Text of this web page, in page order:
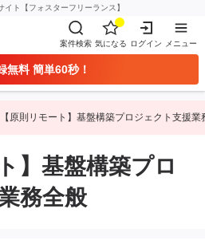
ト【フォスターフリーランス】
案件検索 気になる ログイン メニュー
無料 簡単60秒！
【原則リモート】基盤構築プロジェクト支援業
】基盤構築プロ
務全般